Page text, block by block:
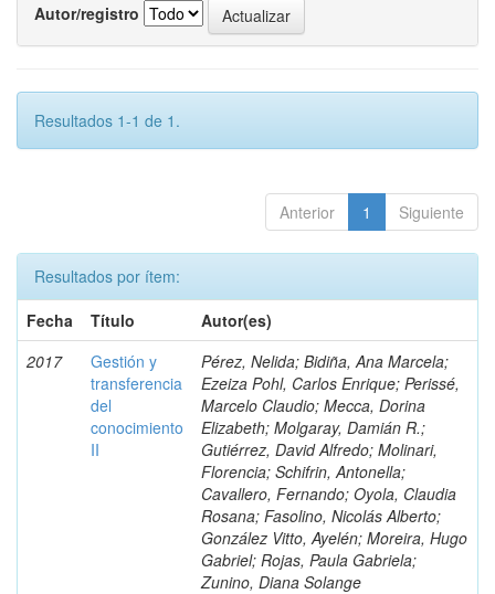
Autor/registro
Resultados 1-1 de 1.
Anterior 1 Siguiente
Resultados por ítem:
Fecha
Título
Autor(es)
2017
Gestión y
transferencia
del
conocimiento
II
Pérez, Nelida; Bidiña, Ana Marcela;
Ezeiza Pohl, Carlos Enrique; Perissé,
Marcelo Claudio; Mecca, Dorina
Elizabeth; Molgaray, Damián R.;
Gutiérrez, David Alfredo; Molinari,
Florencia; Schifrin, Antonella;
Cavallero, Fernando; Oyola, Claudia
Rosana; Fasolino, Nicolás Alberto;
González Vitto, Ayelén; Moreira, Hugo
Gabriel; Rojas, Paula Gabriela;
Zunino, Diana Solange